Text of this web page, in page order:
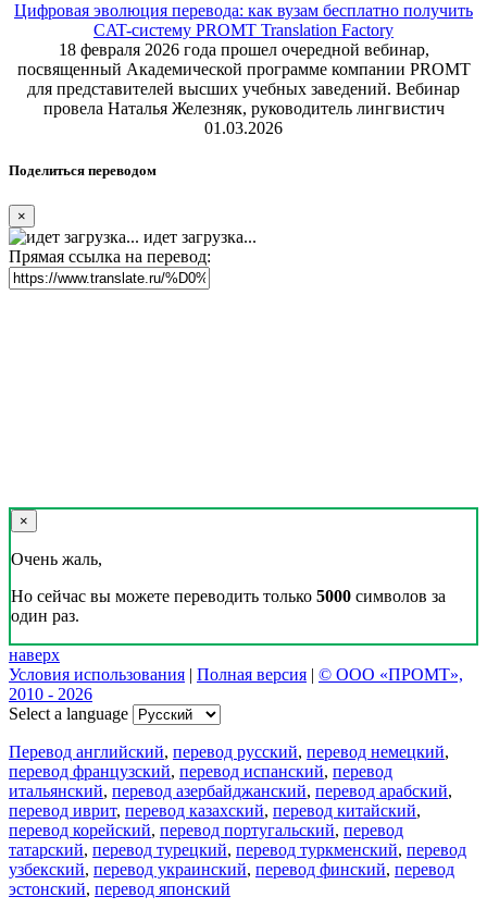
Цифровая эволюция перевода: как вузам бесплатно получить
CAT-систему PROMT Translation Factory
18 февраля 2026 года прошел очередной вебинар,
посвященный Академической программе компании PROMT
для представителей высших учебных заведений. Вебинар
провела Наталья Железняк, руководитель лингвистич
01.03.2026
Поделиться переводом
×
идет загрузка...
Прямая ссылка на перевод:
×
Очень жаль,
Но сейчас вы можете переводить только 5000 символов за
один раз.
наверх
Условия использования | Полная версия | © ООО «ПРОМТ»,
2010 - 2026
Select a language
Перевод английский, перевод русский, перевод немецкий,
перевод французский, перевод испанский, перевод
итальянский, перевод азербайджанский, перевод арабский,
перевод иврит, перевод казахский, перевод китайский,
перевод корейский, перевод португальский, перевод
татарский, перевод турецкий, перевод туркменский, перевод
узбекский, перевод украинский, перевод финский, перевод
эстонский, перевод японский